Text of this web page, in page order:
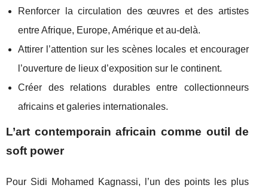
Renforcer la circulation des œuvres et des artistes
entre Afrique, Europe, Amérique et au-delà.
Attirer l’attention sur les scènes locales et encourager
l’ouverture de lieux d’exposition sur le continent.
Créer des relations durables entre collectionneurs
africains et galeries internationales.
L’art contemporain africain comme outil de
soft power
Pour Sidi Mohamed Kagnassi, l’un des points les plus